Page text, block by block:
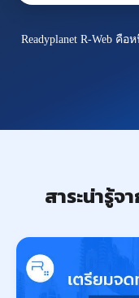
Readyplanet R-Web คื
สาระน่ารู้